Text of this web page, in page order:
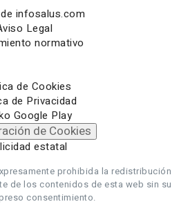
infosalus.com
Legal
normativo
de Cookies
de Privacidad
Google Play
de Cookies
estatal
prohibida la redistribución
de los contenidos de esta web sin su
consentimiento.